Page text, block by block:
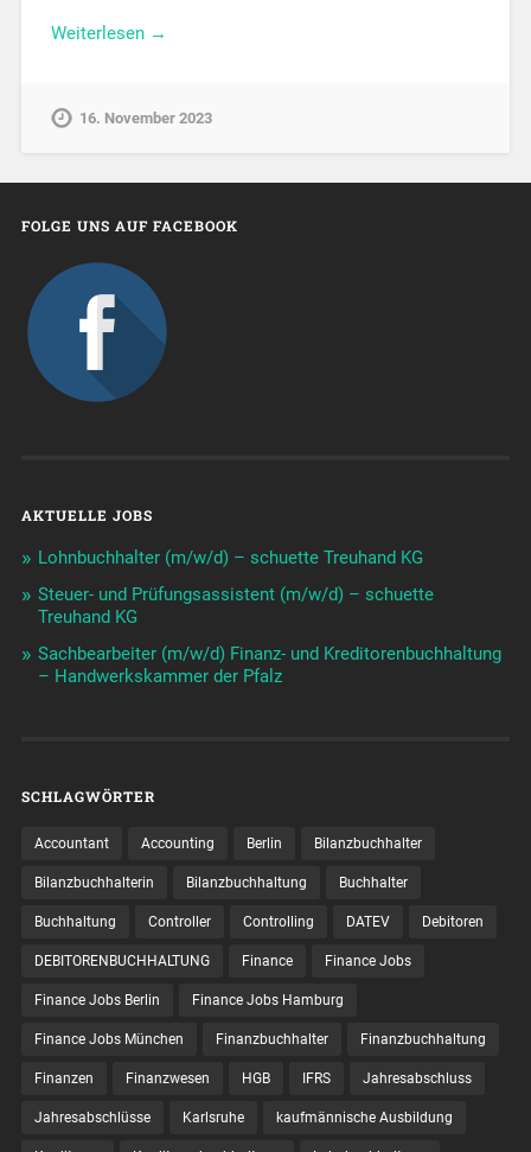
Weiterlesen →
16. November 2023
FOLGE UNS AUF FACEBOOK
AKTUELLE JOBS
Lohnbuchhalter (m/w/d) – schuette Treuhand KG
Steuer- und Prüfungsassistent (m/w/d) – schuette
Treuhand KG
Sachbearbeiter (m/w/d) Finanz- und Kreditorenbuchhaltung
– Handwerkskammer der Pfalz
SCHLAGWÖRTER
Accountant Accounting Berlin Bilanzbuchhalter
Bilanzbuchhalterin Bilanzbuchhaltung Buchhalter
Buchhaltung Controller Controlling DATEV Debitoren
DEBITORENBUCHHALTUNG Finance Finance Jobs
Finance Jobs Berlin Finance Jobs Hamburg
Finance Jobs München Finanzbuchhalter Finanzbuchhaltung
Finanzen Finanzwesen HGB IFRS Jahresabschluss
Jahresabschlüsse Karlsruhe kaufmännische Ausbildung